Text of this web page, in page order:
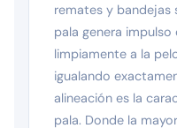
remates y bandejas
pala genera
limpiamente a la
igualando
alineación es la
pala. Donde la